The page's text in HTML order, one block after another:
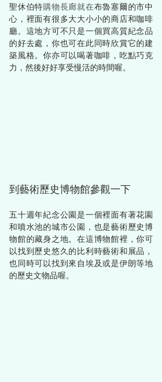
聖休伯特購物長廊就在布魯塞爾的市中
心，裡面有很多大大小小的商店和咖啡
廳。這地方可不只是一個買高質紀念品
的好去處，你也可在此同時欣賞它的建
築風格。你亦可以喝著咖啡，吃點巧克
力，然後好好享受慢活的時間喔。
到藝術歷史博物館參觀一下
五十週年紀念公園是一個裡面有著花園
和噴水池的城市公園，也是藝術歷史博
物館的藏身之地。在這博物館裡，你可
以找到歷史悠久的比利時藝術和展品，
也同時可以找到來自埃及或是伊朗等地
的歷史文物品喔。